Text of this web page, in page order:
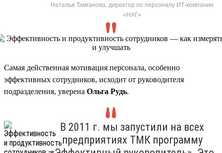
Наталья Тимганова, директор по персоналу ИТ-компании
«НАГ»
Самая действенная мотивация персонала, особенно
эффективных сотрудников, исходит от руководителя
подразделения, уверена Ольга Рудь.
В 2011 г. мы запустили на всех
предприятиях ТМК программу